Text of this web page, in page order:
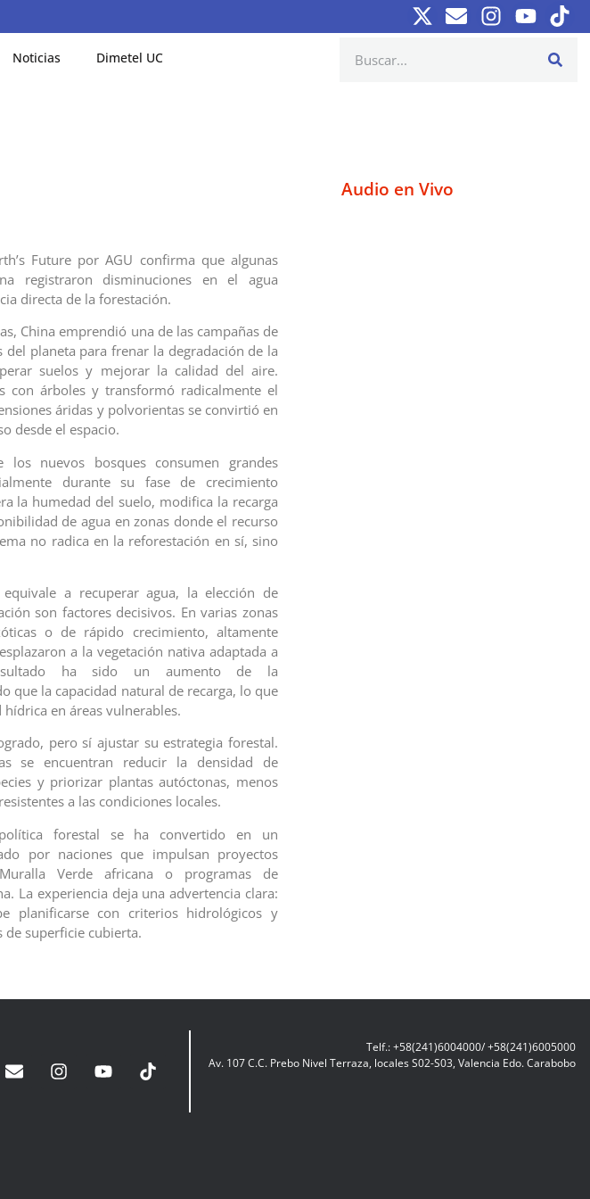
Noticias Dimetel UC
Future por AGU confirma que algunas
registraron disminuciones en el agua
directa de la forestación.‎‎
China emprendió una de las campañas de
del planeta para frenar la degradación de la
suelos y mejorar la calidad del aire.
con árboles y transformó radicalmente el
áridas y polvorientas se convirtió en
desde el espacio.
los nuevos bosques consumen grandes
durante su fase de crecimiento
la humedad del suelo, modifica la recarga
de agua en zonas donde el recurso
no radica en la reforestación en sí, sino
a recuperar agua, la elección de
son factores decisivos. En varias zonas
o de rápido crecimiento, altamente
a la vegetación nativa adaptada a
ha sido un aumento de la
que la capacidad natural de recarga, lo que
en áreas vulnerables.
pero sí ajustar su estrategia forestal.
se encuentran reducir la densidad de
y priorizar plantas autóctonas, menos
a las condiciones locales.
forestal se ha convertido en un
por naciones que impulsan proyectos
Verde africana o programas de
La experiencia deja una advertencia clara:
planificarse con criterios hidrológicos y
superficie cubierta.
Audio en Vivo
Telf.: +58(241)6004000/ +58(241)6005000
Av. 107 C.C. Prebo Nivel Terraza, locales S02-S03, Valencia Edo. Carabobo